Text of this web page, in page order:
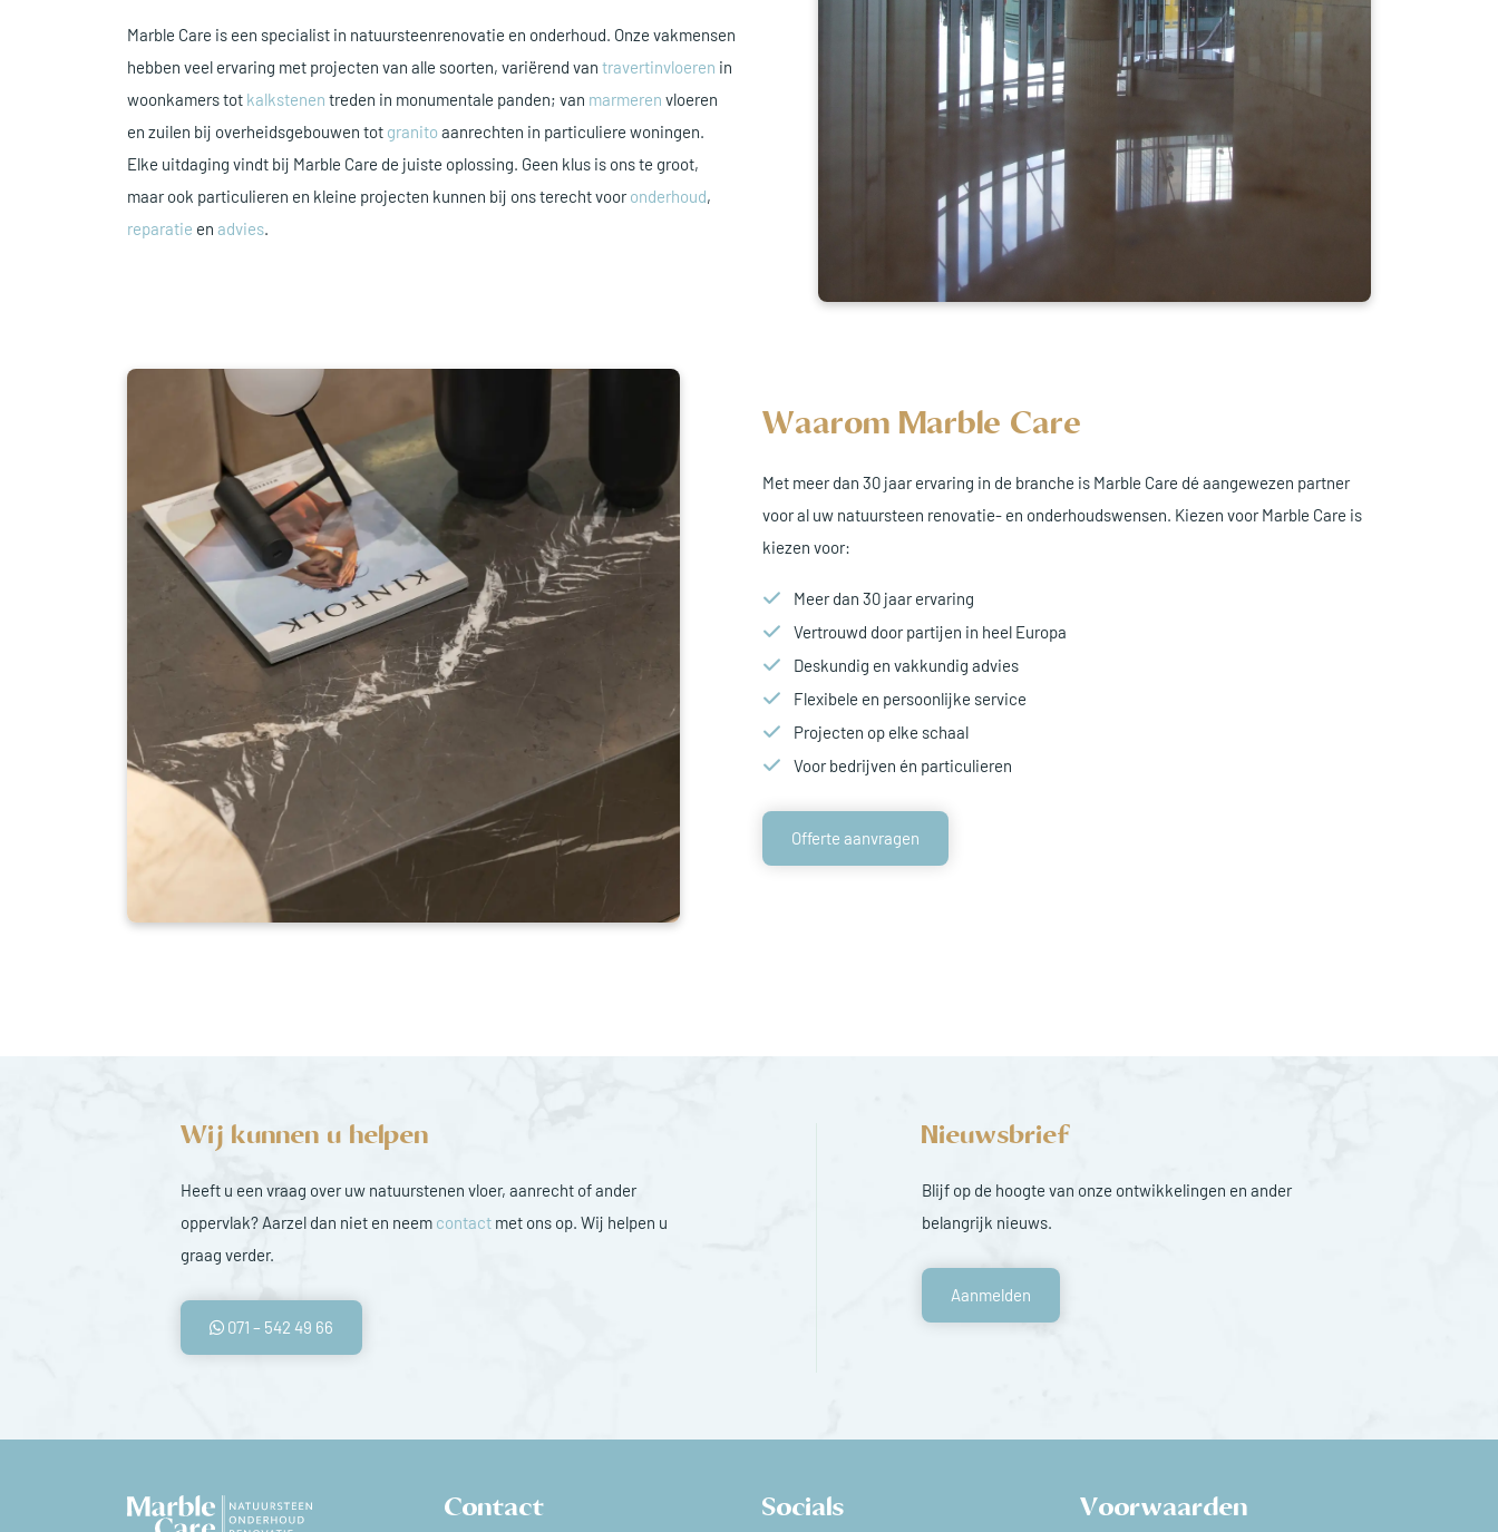
Marble Care is een specialist in natuursteenrenovatie en onderhoud. Onze vakmensen
hebben veel ervaring met projecten van alle soorten, variërend van travertinvloeren in
woonkamers tot kalkstenen treden in monumentale panden; van marmeren vloeren
en zuilen bij overheidsgebouwen tot granito aanrechten in particuliere woningen.
Elke uitdaging vindt bij Marble Care de juiste oplossing. Geen klus is ons te groot,
maar ook particulieren en kleine projecten kunnen bij ons terecht vooronderhoud,
reparatie en advies.
Waarom Marble Care
Met meer dan 30 jaar ervaring in de branche is Marble Care dé aangewezen partner
voor al uw natuursteen renovatie- en onderhoudswensen. Kiezen voor Marble Care is
kiezen voor:
Meer dan 30 jaar ervaring
Vertrouwd door partijen in heel Europa
Deskundig en vakkundig advies
Flexibele en persoonlijke service
Projecten op elke schaal
Voor bedrijven én particulieren
Offerte aanvragen
Wij kunnen u helpen
Heeft u een vraag over uw natuurstenen vloer, aanrecht of ander
oppervlak? Aarzel dan niet en neem contactmet ons op. Wij helpen u
graag verder.
071 – 542 49 66
Nieuwsbrief
Blijf op de hoogte van onze ontwikkelingen en ander
belangrijk nieuws.
Aanmelden
Contact Socials Voorwaarden